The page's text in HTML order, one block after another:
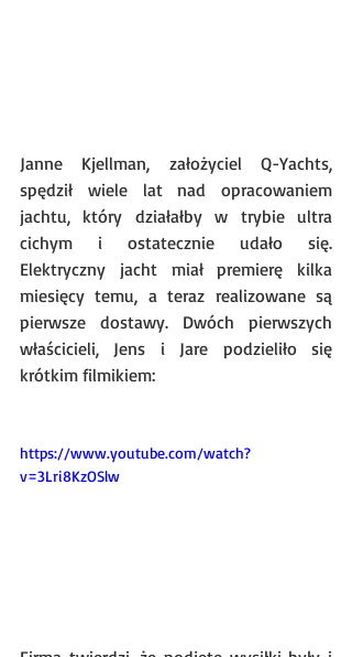
Janne Kjellman, założyciel Q-Yachts,
spędził wiele lat nad opracowaniem
jachtu, który działałby w trybie ultra
cichym i ostatecznie udało się.
Elektryczny jacht miał premierę kilka
miesięcy temu, a teraz realizowane są
pierwsze dostawy. Dwóch pierwszych
właścicieli, Jens i Jare podzieliło się
krótkim filmikiem:
https://www.youtube.com/watch?
v=3Lri8KzOSlw